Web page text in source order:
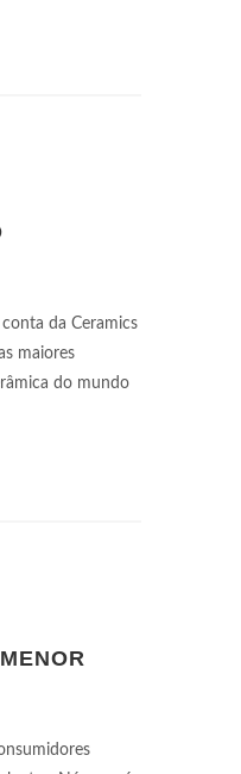
da Ceramics
maiores
do mundo